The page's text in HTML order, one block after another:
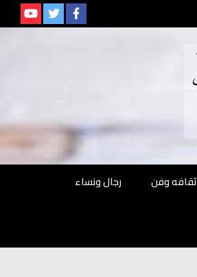
ثقافه وفن
رجال ونساء